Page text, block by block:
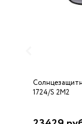
1724/S 2M2